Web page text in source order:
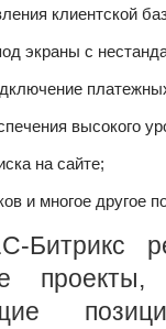
клиентской
экраны с
высокого
на сайте;
и многое другое